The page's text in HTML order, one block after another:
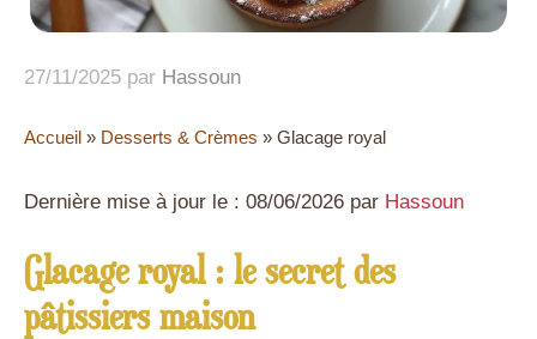
27/11/2025 par Hassoun
Accueil » Desserts & Crèmes » Glacage royal
Dernière mise à jour le : 08/06/2026 par Hassoun
Glacage royal : le secret des
pâtissiers maison